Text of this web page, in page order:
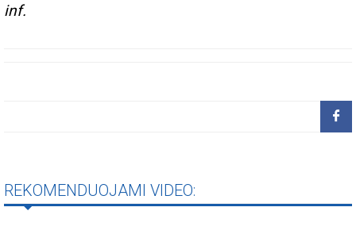
inf.
REKOMENDUOJAMI VIDEO: